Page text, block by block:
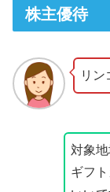
株主優待
リン
対象
ギフ